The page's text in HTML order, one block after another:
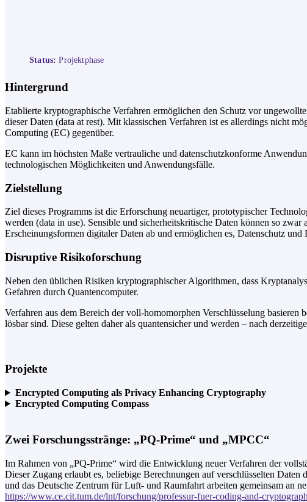
Status: Projektphase
Hintergrund
Etablierte kryptographische Verfahren ermöglichen den Schutz vor
dieser Daten (data at rest). Mit klassischen Verfahren ist es allerdings nicht
Computing (EC) gegenüber.
EC kann im höchsten Maße vertrauliche und datenschutzkonforme
technologischen Möglichkeiten und Anwendungsfälle.
Zielstellung
Ziel dieses Programms ist die Erforschung neuartiger, prototypischer
werden (data in use). Sensible und sicherheitskritische Daten können so
Erscheinungsformen digitaler Daten ab und ermöglichen es, Datenschutz
Disruptive Risikoforschung
Neben den üblichen Risiken kryptographischer Algorithmen, dass
Gefahren durch Quantencomputer.
Verfahren aus dem Bereich der voll-homomorphen Verschlüsselung
lösbar sind. Diese gelten daher als quantensicher und werden – nach
Projekte
Encrypted Computing als Privacy Enhancing Cryptography
Encrypted Computing Compass
Zwei Forschungsstränge: „PQ-Prime“ und „MPCC“
Im Rahmen von „PQ-Prime“ wird die Entwicklung neuer Verfahren der
Dieser Zugang erlaubt es, beliebige Berechnungen auf verschlüsselten
und das Deutsche Zentrum für Luft- und Raumfahrt arbeiten gemeinsam an
https://www.ce.cit.tum.de/lnt/forschung/professur-fuer-coding-and-